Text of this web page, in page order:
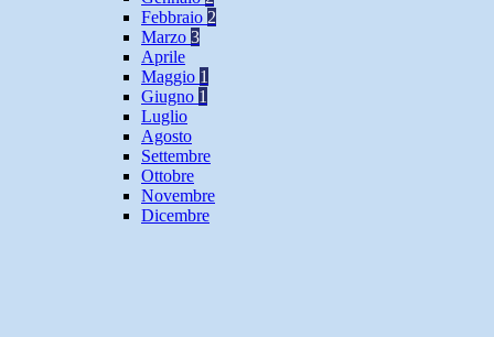
Febbraio 2
Marzo 3
Aprile
Maggio 1
Giugno 1
Luglio
Agosto
Settembre
Ottobre
Novembre
Dicembre